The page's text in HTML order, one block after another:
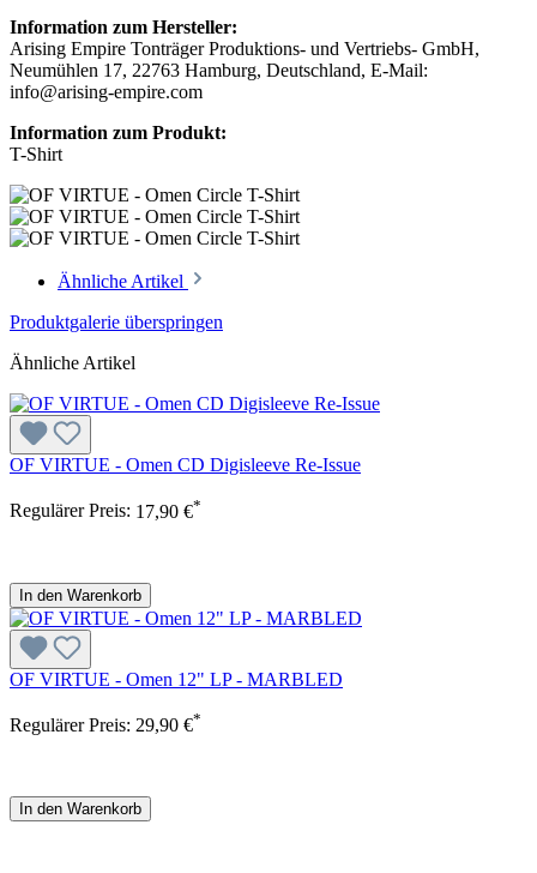
Information zum Hersteller:
Arising Empire Tonträger Produktions- und Vertriebs- GmbH,
Neumühlen 17, 22763 Hamburg, Deutschland, E-Mail:
info@arising-empire.com
Information zum Produkt:
T-Shirt
Ähnliche Artikel
Produktgalerie überspringen
Ähnliche Artikel
OF VIRTUE - Omen CD Digisleeve Re-Issue
Regulärer Preis: 17,90 €*
In den Warenkorb
OF VIRTUE - Omen 12" LP - MARBLED
Regulärer Preis: 29,90 €*
In den Warenkorb